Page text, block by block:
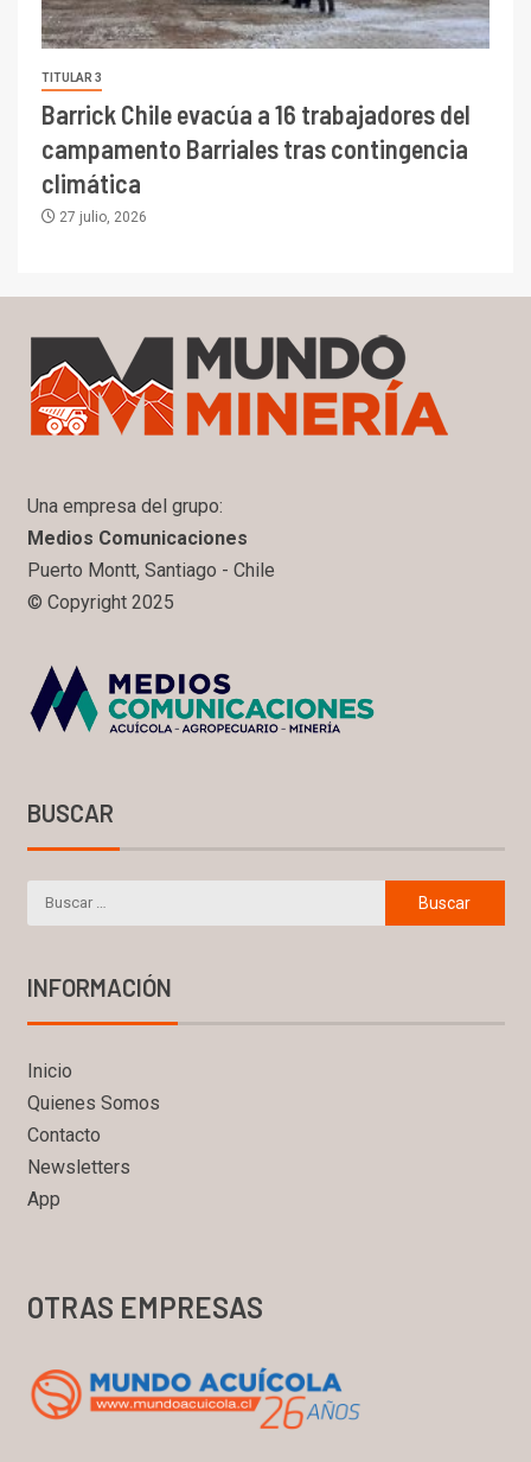
TITULAR 3
Barrick Chile evacúa a 16 trabajadores del
campamento Barriales tras contingencia
climática
27 julio, 2026
Una empresa del grupo:
Medios Comunicaciones
Puerto Montt, Santiago - Chile
© Copyright 2025
BUSCAR
INFORMACIÓN
Inicio
Quienes Somos
Contacto
Newsletters
App
OTRAS EMPRESAS